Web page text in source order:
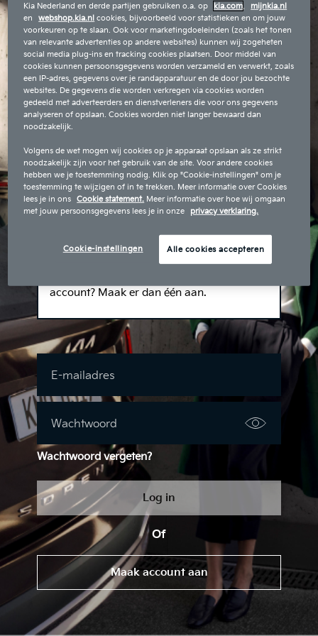
Ben je bekend bij de Kia-dealer, log
hieronder dan direct in met het e-mail
adres dat je bij de Kia dealer hebt
opgegeven. Als je voor de eerste keer
de ‘wachtwoord vergeten’ link en stel
met je e-mail adres een nieuw
account? Maak er dan één aan.
E-mailadres
Wachtwoord
Wachtwoord vergeten?
Log in
Of
Maak account aan
Kia Nederland en derde partijen gebruiken o.a. op kia.com,
mijnkia.nl
en
webshop.kia.nl cookies, bijvoorbeeld voor statistieken en om jouw
voorkeuren op te slaan. Ook voor marketingdoeleinden (zoals het tonen
van relevante advertenties op andere websites) kunnen wij zogeheten
social media plug-ins en tracking cookies plaatsen. Door middel van
cookies kunnen persoonsgegevens worden verzameld en verwerkt, zoals
een IP-adres, gegevens over je randapparatuur en de door jou bezochte
websites. De gegevens die worden verkregen via cookies worden
gedeeld met adverteerders en dienstverleners die voor ons gegevens
analyseren of opslaan. Cookies worden niet langer bewaard dan
noodzakelijk.
Volgens de wet mogen wij cookies op je apparaat opslaan als ze strikt
noodzakelijk zijn voor het gebruik van de site. Voor andere cookies
hebben we je toestemming nodig. Klik op "Cookie-instellingen" om je
toestemming te wijzigen of in te trekken. Meer informatie over Cookies
lees je in ons
Cookie statement. Meer informatie over hoe wij omgaan
met jouw persoonsgegevens lees je in onze
privacy verklaring.
Alle cookies accepteren
Cookie-instellingen